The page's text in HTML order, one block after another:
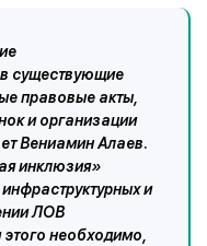
существующие
правовые акты,
и организации
Вениамин Алаев.
инклюзия»
и
ЛОВ
необходимо,